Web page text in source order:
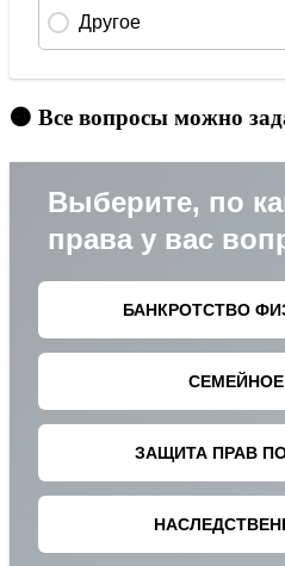
🟠 Все вопросы можно